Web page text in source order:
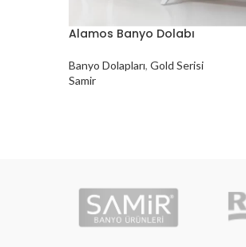
Alamos Banyo Dolabı
Banyo Dolapları, Gold Serisi
Samir